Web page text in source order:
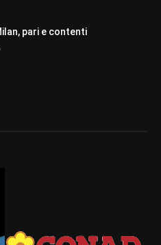
pari e contenti